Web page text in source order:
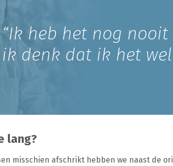
“Ik heb het nog
ik denk dat ik het
lang?
misschien afschrikt hebben we naast de